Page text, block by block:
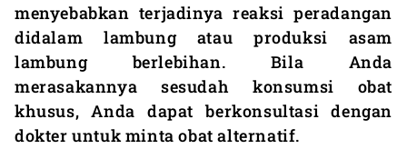
menyebabkan terjadinya reaksi peradangan
didalam lambung atau produksi asam
lambung berlebihan. Bila Anda
merasakannya sesudah konsumsi obat
khusus, Anda dapat berkonsultasi dengan
dokter untuk minta obat alternatif.